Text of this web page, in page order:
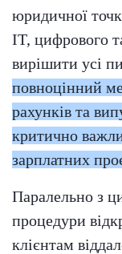
юридичної
IT, цифрового
вирішити усі
повноцінний
рахунків та
критично
зарплатних
Паралельно з
процедури
клієнтам